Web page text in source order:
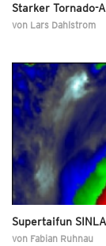
Starker Tornado-
von Lars Dahlstrom
Supertaifun
von Fabian Ruhnau